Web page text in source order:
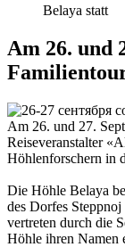
Belaya statt
Am 26. und
Am 26. und 27.
Reiseveranstalter
Höhlenforschern in
Die Höhle Belaya
des Dorfes
vertreten durch die
Höhle ihren Namen